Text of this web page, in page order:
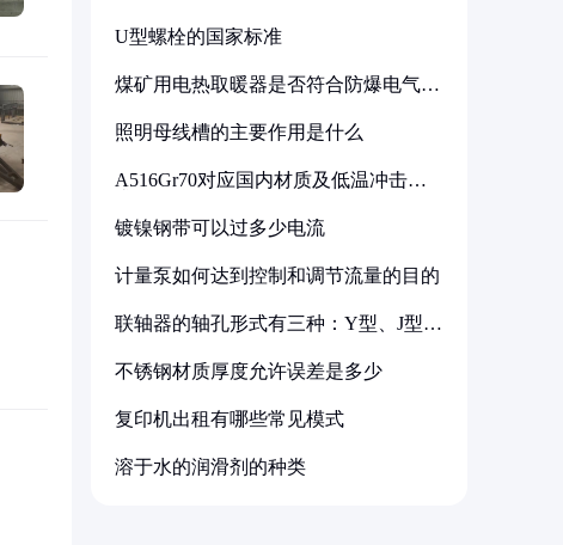
U型螺栓的国家标准
煤矿用电热取暖器是否符合防爆电气设
照明母线槽的主要作用是什么
A516Gr70对应国内材质及低温冲击要
镀镍钢带可以过多少电流
计量泵如何达到控制和调节流量的目的
联轴器的轴孔形式有三种：Y型、J型、
不锈钢材质厚度允许误差是多少
复印机出租有哪些常见模式
溶于水的润滑剂的种类